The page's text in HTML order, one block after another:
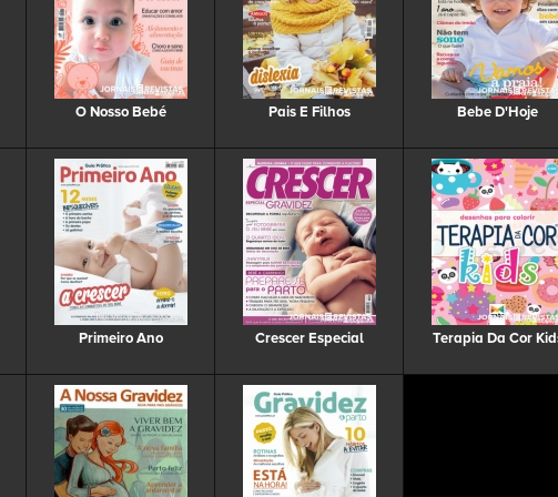
O Nosso Bebé Pais E Filhos Bebe D'Hoje
Primeiro Ano Crescer Especial Terapia Da Cor